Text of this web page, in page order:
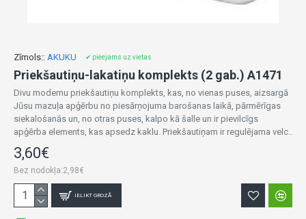
Zīmols:: AKUKU ✔ pieejams uz vietas
Priekšautiņu-lakatiņu komplekts (2 gab.) A1471
Divu modernu priekšautiņu komplekts, kas, no vienas puses, aizsargā
Jūsu mazuļa apģērbu no piesārņojuma barošanas laikā, pārmērīgas
siekalošanās un, no otras puses, kalpo kā šalle un ir pievilcīgs
apģērba elements, kas apsedz kaklu. Priekšautiņam ir regulējama velc..
3,60€
Bez nodokļa:2,98€
IELIKT GROZĀ